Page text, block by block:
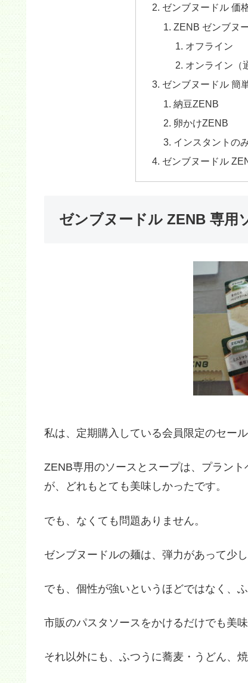
ゼンブヌードル 価
ZENB ゼンブヌ
オフライン
オンライン（
ゼンブヌードル 簡
納豆ZENB
卵かけZENB
インスタントの
ゼンブヌードル
ゼンブヌードル ZENB 専用
私は、定期購入している会員限定のセー
ZENB専用のソースとスープは、プラン
が、どれもとても美味しかったです。
でも、なくても問題ありません。
ゼンブヌードルの麺は、弾力があって少
でも、個性が強いというほどではなく、
市販のパスタソースをかけるだけでも美
それ以外にも、ふつうに蕎麦・うどん、